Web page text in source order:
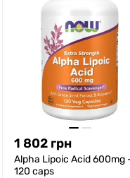
1 802 грн
Alpha Lipoic Acid 600mg
120 caps